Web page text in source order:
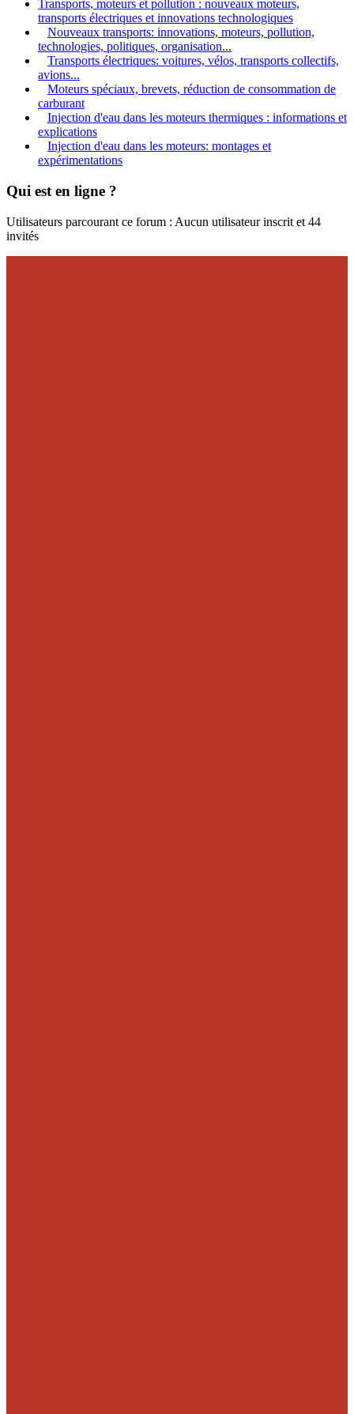
Transports, moteurs et pollution : nouveaux moteurs,
transports électriques et innovations technologiques
Nouveaux transports: innovations, moteurs, pollution,
technologies, politiques, organisation...
Transports électriques: voitures, vélos, transports collectifs,
avions...
Moteurs spéciaux, brevets, réduction de consommation de
carburant
Injection d'eau dans les moteurs thermiques : informations et
explications
Injection d'eau dans les moteurs: montages et
expérimentations
Qui est en ligne ?
Utilisateurs parcourant ce forum : Aucun utilisateur inscrit et 44
invités